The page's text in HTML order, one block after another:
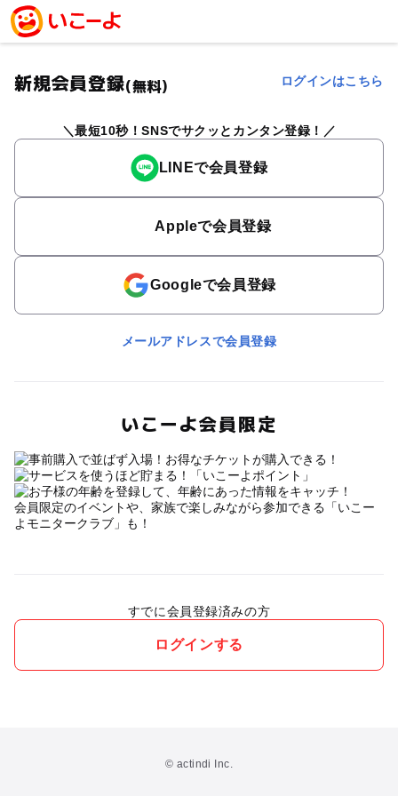
新規会員登録(無料) ログインはこちら
最短10秒！SNSでサクッとカンタン登録！
LINEで会員登録
Appleで会員登録
Googleで会員登録
メールアドレスで会員登録
いこーよ会員限定
会員限定のイベントや、家族で楽しみながら参加できる「いこー
よモニタークラブ」も！
すでに会員登録済みの方
ログインする
© actindi Inc.